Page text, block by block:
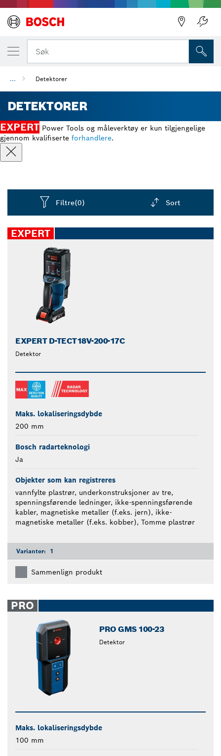
Søk
... Detektorer
DETEKTORER
EXPERT Power Tools og måleverktøy er kun tilgjengelige
gjennom kvalifiserte forhandlere.
Filtre(0) Sort
closed
EXPERT
EXPERT D-TECT18V-200-17C
Detektor
Maks. lokaliseringsdybde
200 mm
Bosch radarteknologi
Ja
Objekter som kan registreres
vannfylte plastrør, underkonstruksjoner av tre,
spenningsførende ledninger, ikke-spenningsførende
kabler, magnetiske metaller (f.eks. jern), ikke-
magnetiske metaller (f.eks. kobber), Tomme plastrør
Varianter: 1
Sammenlign produkt
PRO
PRO GMS 100-23
Detektor
Maks. lokaliseringsdybde
100 mm